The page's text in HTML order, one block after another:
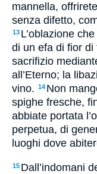
mannella,
senza difetto,
13 L’oblazione
di un efa di fior
sacrifizio
all’Eterno; la
vino. 14 Non
spighe fresche,
abbiate portata
perpetua, di
luoghi dove
15 Dall’indomani